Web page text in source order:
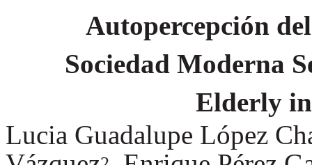
Autopercepción
Sociedad Moderna
Elderly
Lucia Guadalupe López